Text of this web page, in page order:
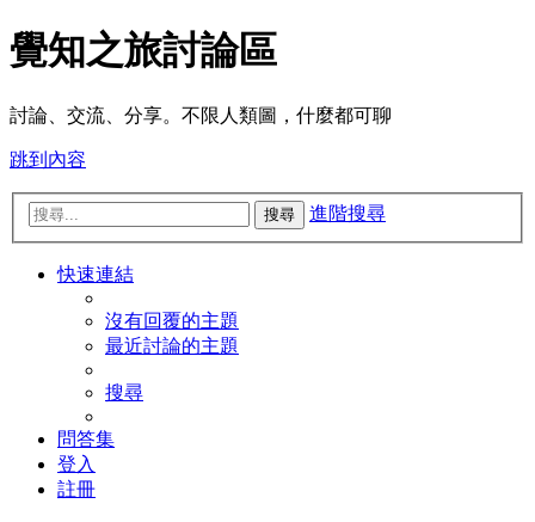
覺知之旅討論區
討論、交流、分享。不限人類圖，什麼都可聊
跳到內容
搜尋 進階搜尋
快速連結
沒有回覆的主題
最近討論的主題
搜尋
問答集
登入
註冊